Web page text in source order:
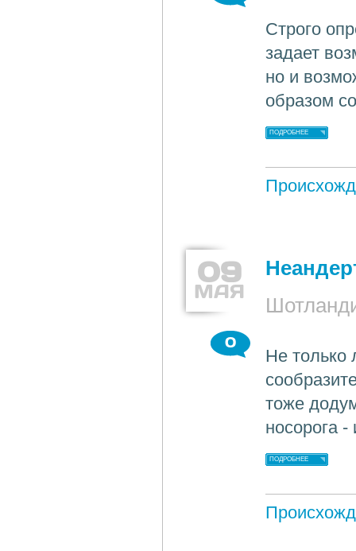
Строго
задает
но и
образом
ПОДРОБНЕЕ
09
МАЯ
0
Не только
тоже
носорога
ПОДРОБНЕЕ